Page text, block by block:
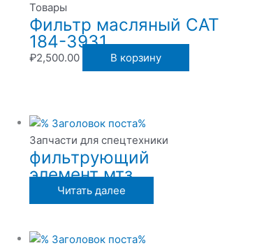
Товары
Фильтр масляный CAT
184-3931
₽2,500.00 В корзину
Запчасти для спецтехники
фильтрующий
элемент мтз
Читать далее